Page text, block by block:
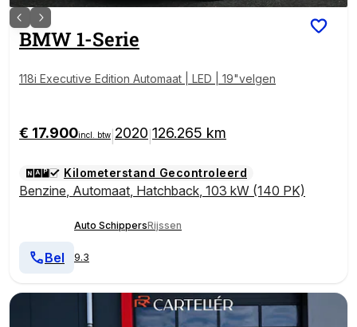
BMW1-Serie
118i Executive Edition Automaat | LED | 19"velgen
€ 17.900incl. btw 2020 126.265 km
Kilometerstand Gecontroleerd
Benzine, Automaat, Hatchback, 103 kW (140 PK)
Auto SchippersRijssen
9.3
Bel